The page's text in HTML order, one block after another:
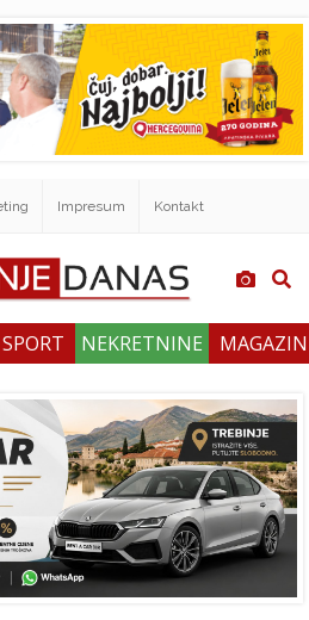
Impresum Kontakt
SPORT NEKRETNINE